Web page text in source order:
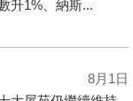
升1%、納斯...
8月1日